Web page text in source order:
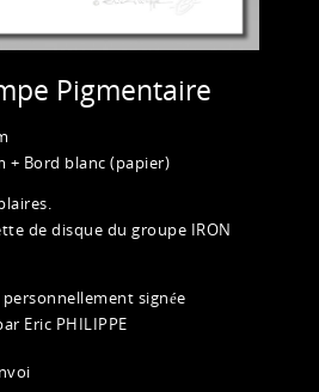
Pigmentaire
+ Bord blanc (papier)
de disque du groupe IRON
signée
Eric PHILIPPE